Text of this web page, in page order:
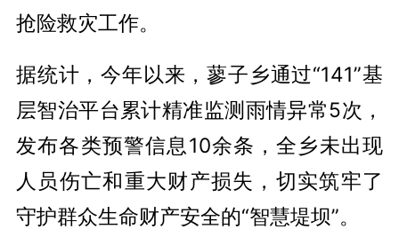
抢险救灾工作。
据统计，今年以来，蓼子乡通过“141”基
层智治平台累计精准监测雨情异常5次，
发布各类预警信息10余条，全乡未出现
人员伤亡和重大财产损失，切实筑牢了
守护群众生命财产安全的“智慧堤坝”。